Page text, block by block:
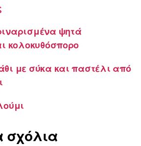
ψητά
κολοκυθόσπορο
με σύκα και παστέλι από
σχόλια